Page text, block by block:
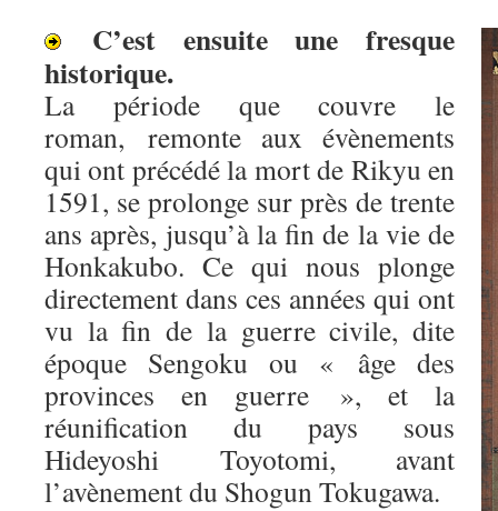
C’est ensuite une fresque
historique.
La période que couvre le
roman, remonte aux évènements
qui ont précédé la mort de Rikyu en
1591, se prolonge sur près de trente
ans après, jusqu’à la fin de la vie de
Honkakubo. Ce qui nous plonge
directement dans ces années qui ont
vu la fin de la guerre civile, dite
époque Sengoku ou « âge des
provinces en guerre », et la
réunification du pays sous
Hideyoshi Toyotomi, avant
l’avènement du Shogun Tokugawa.